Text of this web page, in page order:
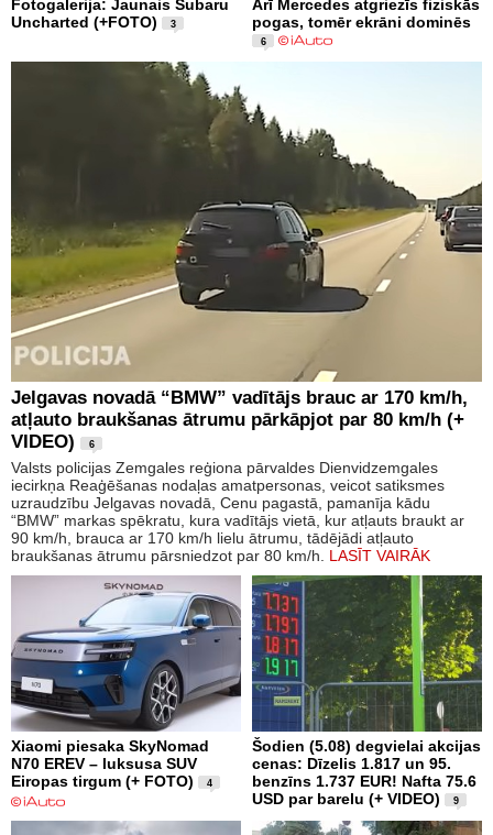
Fotogalerija: Jaunais Subaru
Uncharted (+FOTO)
3
Arī Mercedes atgriezīs fiziskās
pogas, tomēr ekrāni dominēs
6
Jelgavas novadā “BMW” vadītājs brauc ar 170 km/h,
atļauto braukšanas ātrumu pārkāpjot par 80 km/h (+
VIDEO)
6
Valsts policijas Zemgales reģiona pārvaldes Dienvidzemgales
iecirkņa Reaģēšanas nodaļas amatpersonas, veicot satiksmes
uzraudzību Jelgavas novadā, Cenu pagastā, pamanīja kādu
“BMW” markas spēkratu, kura vadītājs vietā, kur atļauts braukt ar
90 km/h, brauca ar 170 km/h lielu ātrumu, tādējādi atļauto
braukšanas ātrumu pārsniedzot par 80 km/h. LASĪT VAIRĀK
Xiaomi piesaka SkyNomad
N70 EREV – luksusa SUV
Eiropas tirgum (+ FOTO)
4
Šodien (5.08) degvielai akcijas
cenas: Dīzelis 1.817 un 95.
benzīns 1.737 EUR! Nafta 75.6
USD par barelu (+ VIDEO)
9